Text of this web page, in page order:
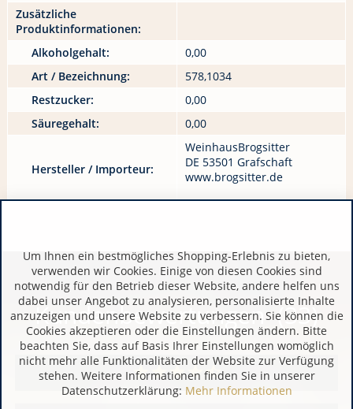
Zusätzliche
Produktinformationen:
Alkoholgehalt:
0,00
Art / Bezeichnung:
578,1034
Restzucker:
0,00
Säuregehalt:
0,00
Hersteller / Importeur:
WeinhausBrogsitter
DE 53501 Grafschaft
www.brogsitter.de
Kundenbewertungen (33)
Um Ihnen ein bestmögliches Shopping-Erlebnis zu bieten,
verwenden wir Cookies. Einige von diesen Cookies sind
notwendig für den Betrieb dieser Website, andere helfen uns
dabei unser Angebot zu analysieren, personalisierte Inhalte
anzuzeigen und unsere Website zu verbessern. Sie können die
Cookies akzeptieren oder die Einstellungen ändern. Bitte
beachten Sie, dass auf Basis Ihrer Einstellungen womöglich
nicht mehr alle Funktionalitäten der Website zur Verfügung
stehen. Weitere Informationen finden Sie in unserer
Datenschutzerklärung: Mehr Informationen